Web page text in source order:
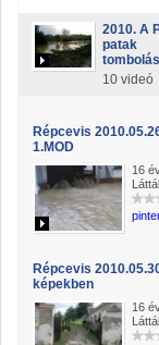
2010. A
patak
10 videó
Répcevis
1.MOD
16
Répcevis
képekben
16